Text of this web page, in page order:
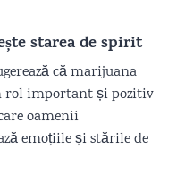
starea de spirit
că marijuana
rol important și pozitiv
oamenii
emoțiile și stările de